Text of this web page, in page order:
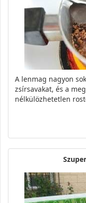
A lenmag nagyon
zsírsavakat, és a
nélkülözhetetlen